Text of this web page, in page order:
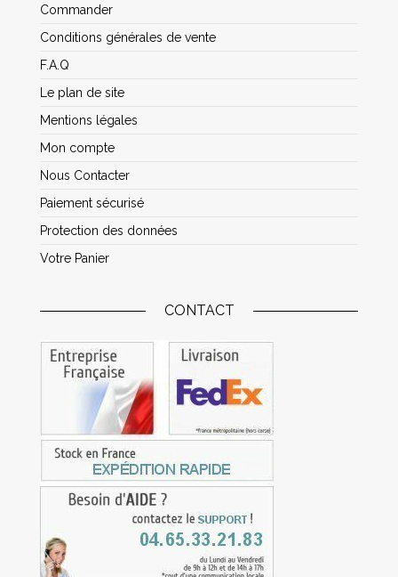
Commander
Conditions générales de vente
F.A.Q
Le plan de site
Mentions légales
Mon compte
Nous Contacter
Paiement sécurisé
Protection des données
Votre Panier
CONTACT